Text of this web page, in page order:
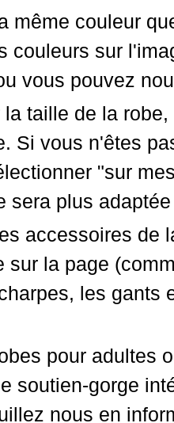
même couleur
couleurs sur
vous pouvez
taille de la
Si vous n'êtes
"sur
sera plus
accessoires de
sur la page
les gants
pour adultes
soutien-gorge
nous en